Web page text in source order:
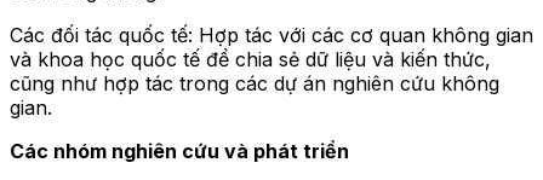
Các đối tác quốc tế: Hợp tác với các cơ quan không gian
và khoa học quốc tế để chia sẻ dữ liệu và kiến thức,
cũng như hợp tác trong các dự án nghiên cứu không
gian.
Các nhóm nghiên cứu và phát triển